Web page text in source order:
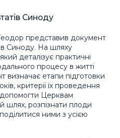
Синоду
представив документ
Синоду. На шляху
деталізує практичні
процесу в житті
визначає етапи підготовки
критерії їх проведення
допомогти Церквам
розпізнати плоди
ними з усією